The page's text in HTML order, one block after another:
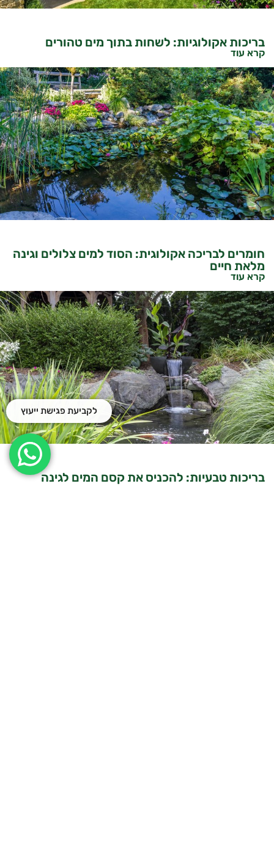
בריכות אקולוגיות: לשחות בתוך מים טהורים
קרא עוד
חומרים לבריכה אקולוגית: הסוד למים צלולים וגינה
מלאת חיים
קרא עוד
בריכות טבעיות: להכניס את קסם המים לגינה
לקביעת פגישת ייעוץ